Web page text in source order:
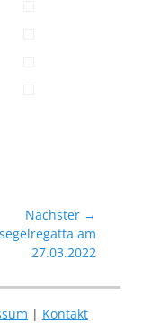
Nächster →
am
27.03.2022
| Kontakt